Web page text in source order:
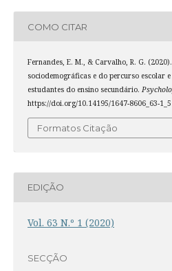
COMO CITAR
Fernandes, E. M., & Carvalho, R. G.
sociodemográficas e do percurso escolar
estudantes do ensino secundário.
https://doi.org/10.14195/1647-8606_63-1_5
Formatos Citação
EDIÇÃO
Vol. 63 N.º 1 (2020)
SECÇÃO